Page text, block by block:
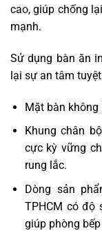
cao, giúp chống
mạnh.
Sử dụng bàn ăn
lại sự an tâm
Mặt bàn
Khung chân
cực kỳ vững
rung lắc.
Dòng sản
TPHCM có độ
giúp phòng